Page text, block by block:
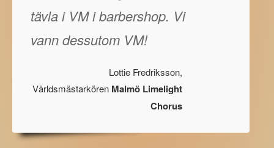
tävla i VM i barbershop. Vi
vann dessutom VM!
Lottie Fredriksson,
Världsmästarkören Malmö Limelight
Chorus